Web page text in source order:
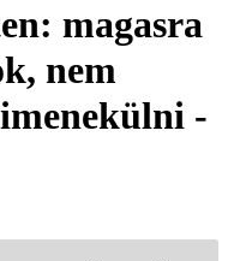
magasra
nem
-